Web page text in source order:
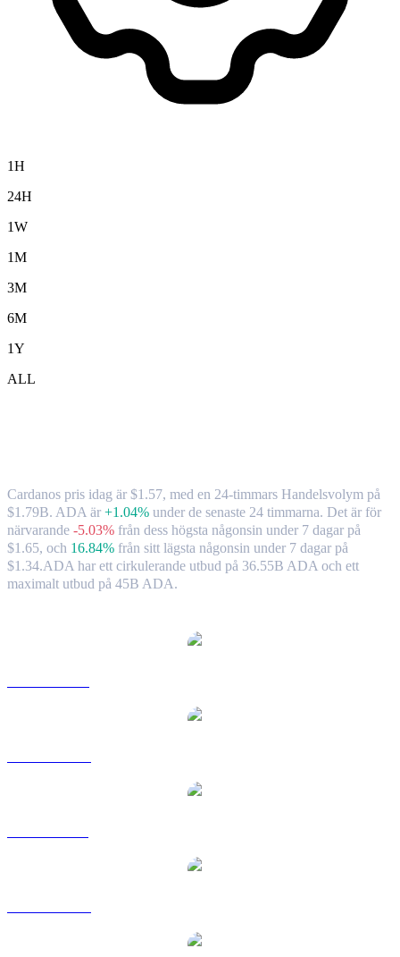
1H
24H
1W
1M
3M
6M
1Y
ALL
Cardanos pris idag är $1.57, med en 24-timmars Handelsvolym på
$1.79B. ADA är +1.04% under de senaste 24 timmarna. Det är för
närvarande -5.03% från dess högsta någonsin under 7 dagar på
$1.65, och 16.84% från sitt lägsta någonsin under 7 dagar på
$1.34.ADA har ett cirkulerande utbud på 36.55B ADA och ett
maximalt utbud på 45B ADA.